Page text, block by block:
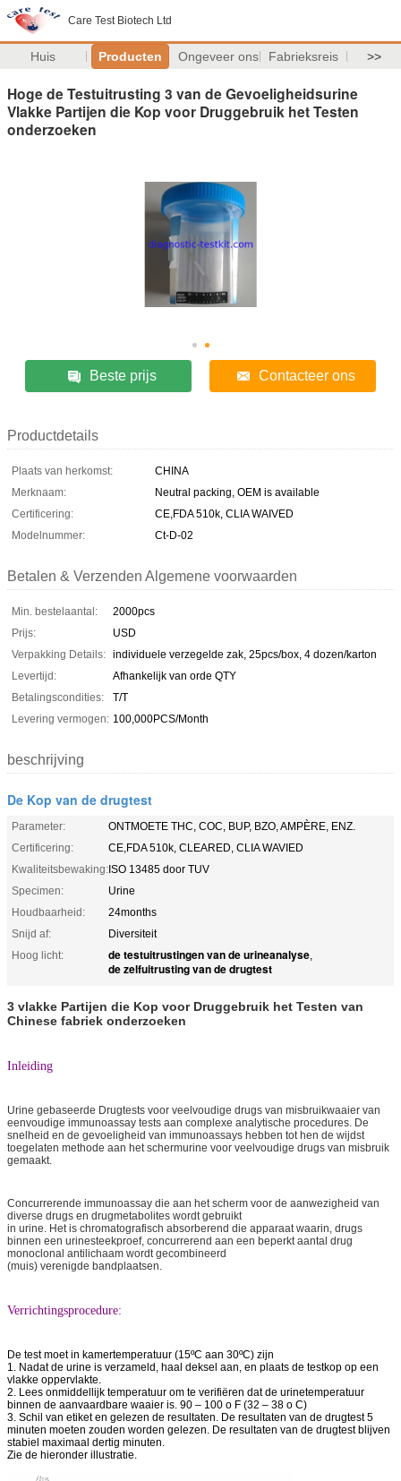
Care Test Biotech Ltd
Huis Producten Ongeveer ons Fabrieksreis >>
Hoge de Testuitrusting 3 van de Gevoeligheidsurine
Vlakke Partijen die Kop voor Druggebruik het Testen
onderzoeken
Beste prijs Contacteer ons
Productdetails
Plaats van herkomst:
CHINA
Merknaam:
Neutral packing, OEM is available
Certificering:
CE,FDA 510k, CLIA WAIVED
Modelnummer:
Ct-D-02
Betalen & Verzenden Algemene voorwaarden
Min. bestelaantal:
2000pcs
Prijs:
USD
Verpakking Details: individuele verzegelde zak, 25pcs/box, 4 dozen/karton
Levertijd:
Afhankelijk van orde QTY
Betalingscondities:
T/T
Levering vermogen: 100,000PCS/Month
beschrijving
De Kop van de drugtest
Parameter:
ONTMOETE THC, COC, BUP, BZO, AMPÈRE, ENZ.
Certificering:
CE,FDA 510k, CLEARED, CLIA WAVIED
Kwaliteitsbewaking:ISO 13485 door TUV
Specimen:
Urine
Houdbaarheid:
24months
Snijd af:
Diversiteit
Hoog licht:
de testuitrustingen van de urineanalyse,
de zelfuitrusting van de drugtest
3 vlakke Partijen die Kop voor Druggebruik het Testen van
Chinese fabriek onderzoeken
Inleiding
Urine gebaseerde Drugtests voor veelvoudige drugs van misbruikwaaier van
eenvoudige immunoassay tests aan complexe analytische procedures. De
snelheid en de gevoeligheid van immunoassays hebben tot hen de wijdst
toegelaten methode aan het schermurine voor veelvoudige drugs van misbruik
gemaakt.
Concurrerende immunoassay die aan het scherm voor de aanwezigheid van
diverse drugs en drugmetabolites wordt gebruikt
in urine. Het is chromatografisch absorberend die apparaat waarin, drugs
binnen een urinesteekproef, concurrerend aan een beperkt aantal drug
monoclonal antilichaam wordt gecombineerd
(muis) verenigde bandplaatsen.
Verrichtingsprocedure:
De test moet in kamertemperatuur (15ºC aan 30ºC) zijn
1. Nadat de urine is verzameld, haal deksel aan, en plaats de testkop op een
vlakke oppervlakte.
2. Lees onmiddellijk temperatuur om te verifiëren dat de urinetemperatuur
binnen de aanvaardbare waaier is. 90 – 100 o F (32 – 38 o C)
3. Schil van etiket en gelezen de resultaten. De resultaten van de drugtest 5
minuten moeten zouden worden gelezen. De resultaten van de drugtest blijven
stabiel maximaal dertig minuten.
Zie de hieronder illustratie.